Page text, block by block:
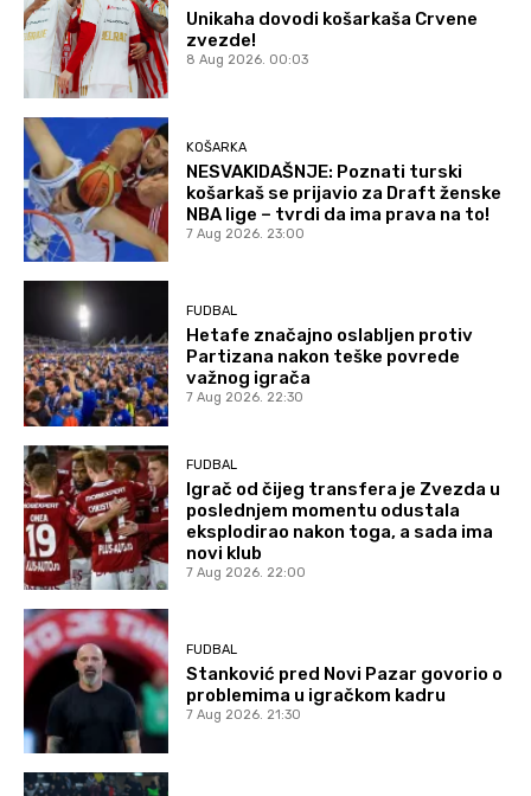
Unikaha dovodi košarkaša Crvene
zvezde!
8 Aug 2026. 00:03
KOŠARKA
NESVAKIDAŠNJE: Poznati turski
košarkaš se prijavio za Draft ženske
NBA lige – tvrdi da ima prava na to!
7 Aug 2026. 23:00
FUDBAL
Hetafe značajno oslabljen protiv
Partizana nakon teške povrede
važnog igrača
7 Aug 2026. 22:30
FUDBAL
Igrač od čijeg transfera je Zvezda u
poslednjem momentu odustala
eksplodirao nakon toga, a sada ima
novi klub
7 Aug 2026. 22:00
FUDBAL
Stanković pred Novi Pazar govorio o
problemima u igračkom kadru
7 Aug 2026. 21:30